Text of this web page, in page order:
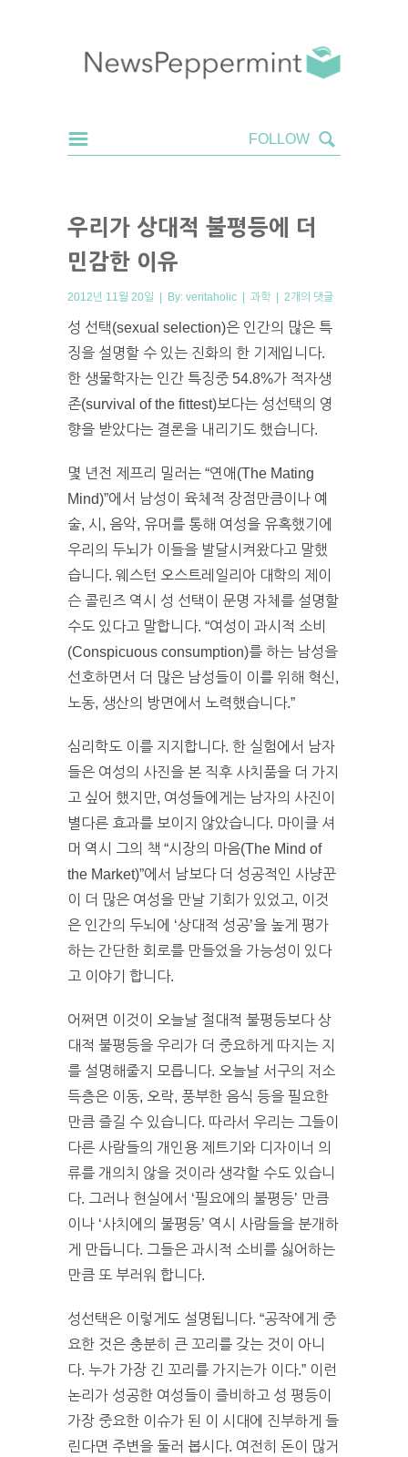
우리가 상대적 불평등에 더
민감한 이유
2012년 11월 20일 | By: veritaholic | 과학 | 2개의 댓글
성 선택(sexual selection)은 인간의 많은 특
징을 설명할 수 있는 진화의 한 기제입니다.
한 생물학자는 인간 특징중 54.8%가 적자생
존(survival of the fittest)보다는 성선택의 영
향을 받았다는 결론을 내리기도 했습니다.
몇 년전 제프리 밀러는 “연애(The Mating
Mind)”에서 남성이 육체적 장점만큼이나 예
술, 시, 음악, 유머를 통해 여성을 유혹했기에
우리의 두뇌가 이들을 발달시켜왔다고 말했
습니다. 웨스턴 오스트레일리아 대학의 제이
슨 콜린즈 역시 성 선택이 문명 자체를 설명할
수도 있다고 말합니다. “여성이 과시적 소비
(Conspicuous consumption)를 하는 남성을
선호하면서 더 많은 남성들이 이를 위해 혁신,
노동, 생산의 방면에서 노력했습니다.”
심리학도 이를 지지합니다. 한 실험에서 남자
들은 여성의 사진을 본 직후 사치품을 더 가지
고 싶어 했지만, 여성들에게는 남자의 사진이
별다른 효과를 보이지 않았습니다. 마이클 셔
머 역시 그의 책 “시장의 마음(The Mind of
the Market)”에서 남보다 더 성공적인 사냥꾼
이 더 많은 여성을 만날 기회가 있었고, 이것
은 인간의 두뇌에 ‘상대적 성공’을 높게 평가
하는 간단한 회로를 만들었을 가능성이 있다
고 이야기 합니다.
어쩌면 이것이 오늘날 절대적 불평등보다 상
대적 불평등을 우리가 더 중요하게 따지는 지
를 설명해줄지 모릅니다. 오늘날 서구의 저소
득층은 이동, 오락, 풍부한 음식 등을 필요한
만큼 즐길 수 있습니다. 따라서 우리는 그들이
다른 사람들의 개인용 제트기와 디자이너 의
류를 개의치 않을 것이라 생각할 수도 있습니
다. 그러나 현실에서 ‘필요에의 불평등’ 만큼
이나 ‘사치에의 불평등’ 역시 사람들을 분개하
게 만듭니다. 그들은 과시적 소비를 싫어하는
만큼 또 부러워 합니다.
성선택은 이렇게도 설명됩니다. “공작에게 중
요한 것은 충분히 큰 꼬리를 갖는 것이 아니
다. 누가 가장 긴 꼬리를 가지는가 이다.” 이런
논리가 성공한 여성들이 즐비하고 성 평등이
가장 중요한 이슈가 된 이 시대에 진부하게 들
린다면 주변을 둘러 봅시다. 여전히 돈이 많거